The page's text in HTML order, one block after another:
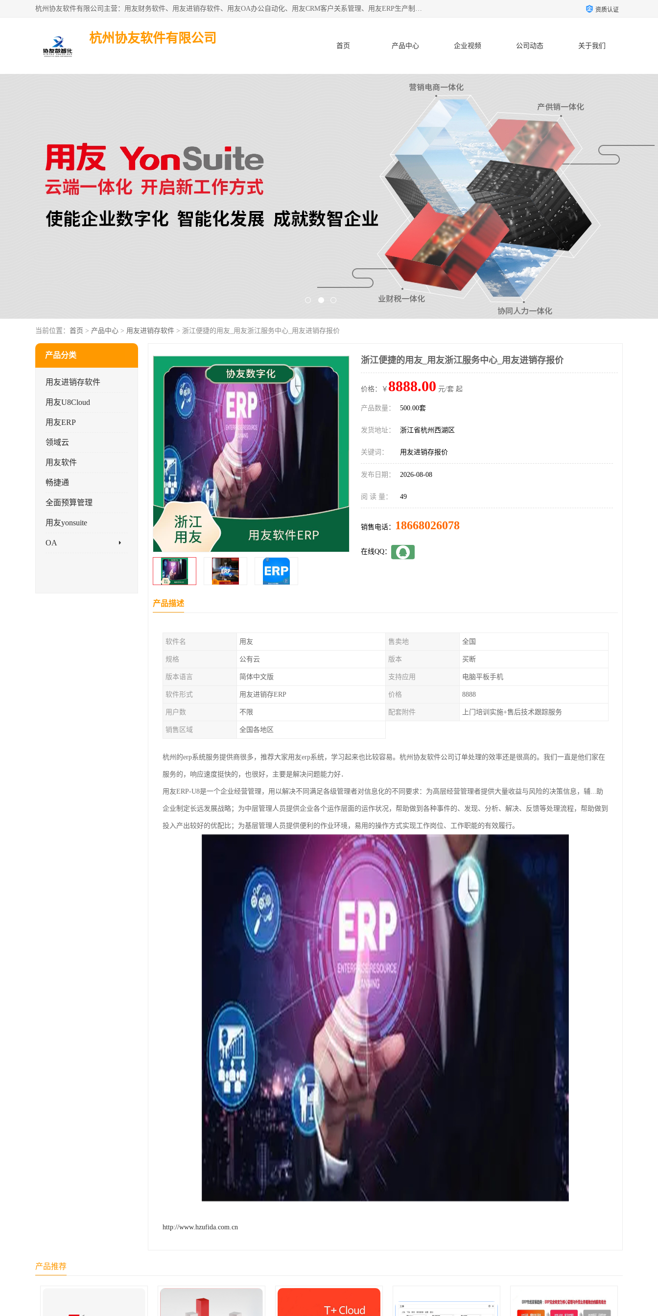
杭州协友软件有限公司主营：用友财务软件、用友进销存软件、用友OA办公自动化、用友CRM客户关系管理、用友ERP生产制造管理等;是一家用友管理软件咨询服务商。自创立至今，一直致力于为客户提供顾问式ERP管理解决方案务，为企业提供了财务管理、供应链和物流管理、生产制造管理、管理、知识与协同管理、客户关系管理等信息化建设领域的应用。 资质认证
杭州协友软件有限公司
首页 产品中心 企业视频 公司动态 关于我们
当前位置： 首页 > 产品中心 > 用友进销存软件 > 浙江便捷的用友_用友浙江服务中心_用友进销存报价
产品分类
用友进销存软件
用友U8Cloud
用友ERP
领域云
用友软件
畅捷通
全面预算管理
用友yonsuite
OA
浙江便捷的用友_用友浙江服务中心_用友进销存报价
价格：￥ 8888.00 元/套 起
产品数量： 500.00套
发货地址： 浙江省杭州西湖区
关键词： 用友进销存报价
发布日期： 2026-08-08
阅 读 量： 49
销售电话： 18668026078
在线QQ：
产品描述
软件名 用友 售卖地 全国
规格 公有云 版本 买断
版本语言 简体中文版 支持应用 电脑平板手机
软件形式 用友进销存ERP 价格 8888
用户数 不限 配套附件 上门培训实施+售后技术跟踪服务
销售区域 全国各地区
杭州的erp系统服务提供商很多，推荐大家用友erp系统，学习起来也比较容易。杭州协友软件公司订单处理的效率还是很高的。我们一直是他们家在
服务的，响应速度挺快的，也很好，主要是解决问题能力好．
用友ERP-U8是一个企业经营管理，用以解决不同满足各级管理者对信息化的不同要求：为高层经营管理者提供大量收益与风险的决策信息，辅...助
企业制定长远发展战略；为中层管理人员提供企业各个运作层面的运作状况，帮助做到各种事件的、发现、分析、解决、反馈等处理流程，帮助做到
投入产出较好的优配比；为基层管理人员提供便利的作业环境，易用的操作方式实现工作岗位、工作职能的有效履行。
http://www.hzufida.com.cn
产品推荐